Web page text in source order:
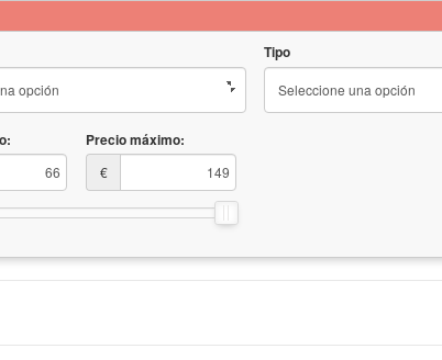
Tipo
Precio máximo:
€